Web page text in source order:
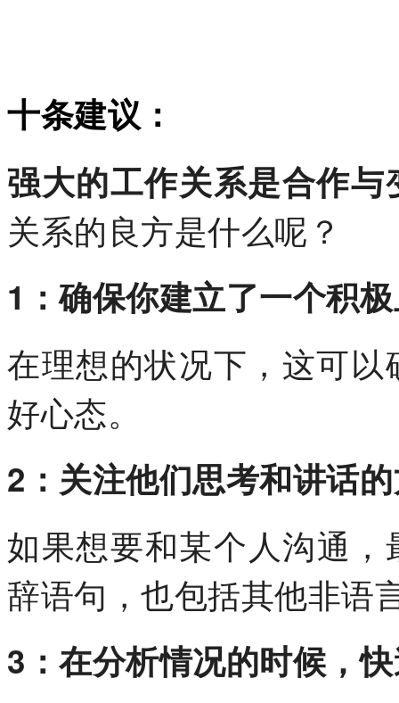
十条建议：
强大的工作关系是合作
关系的良方是什么呢？
1：确保你建立了一个积
在理想的状况下，这可
好心态。
2：关注他们思考和讲话
如果想要和某个人沟通
辞语句，也包括其他非语
3：在分析情况的时候，